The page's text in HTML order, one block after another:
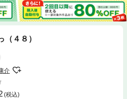
（４８）
介
(税込)